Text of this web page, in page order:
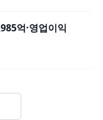
억·영업이익